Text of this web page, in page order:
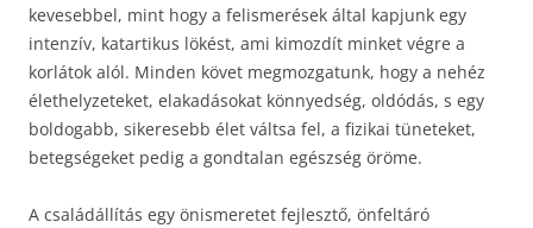
kevesebbel, mint hogy a felismerések által kapjunk egy
intenzív, katartikus lökést, ami kimozdít minket végre a
korlátok alól. Minden követ megmozgatunk, hogy a nehéz
élethelyzeteket, elakadásokat könnyedség, oldódás, s egy
boldogabb, sikeresebb élet váltsa fel, a fizikai tüneteket,
betegségeket pedig a gondtalan egészség öröme.
A családállítás egy önismeretet fejlesztő, önfeltáró